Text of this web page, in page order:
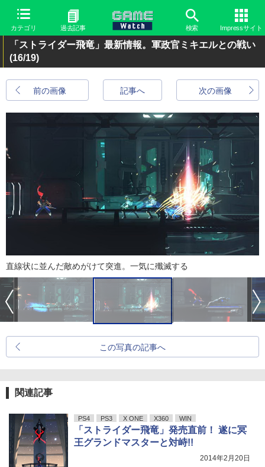
カテゴリ 過去記事 検索 Impressサイト
「ストライダー飛竜」最新情報。軍政官ミキエルとの戦い
(16/19)
前の画像 次の画像
記事へ
直線状に並んだ敵めがけて突進。一気に殲滅する
この写真の記事へ
関連記事
PS4 PS3 X ONE X360 WIN
「ストライダー飛竜」発売直前！ 遂に冥
王グランドマスターと対峙!!
2014年2月20日